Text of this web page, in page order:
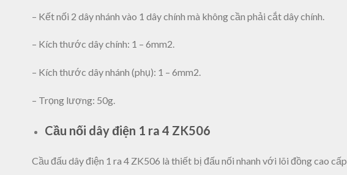
– Kết nối 2 dây nhánh vào 1 dây chính mà không cần phải cắt dây chính.
– Kích thước dây chính: 1 – 6mm2.
– Kích thước dây nhánh (phụ): 1 – 6mm2.
– Trọng lượng: 50g.
Cầu nối dây điện 1 ra 4 ZK506
Cầu đấu dây điện 1 ra 4 ZK506 là thiết bị đấu nối nhanh với lõi đồng cao cấp.